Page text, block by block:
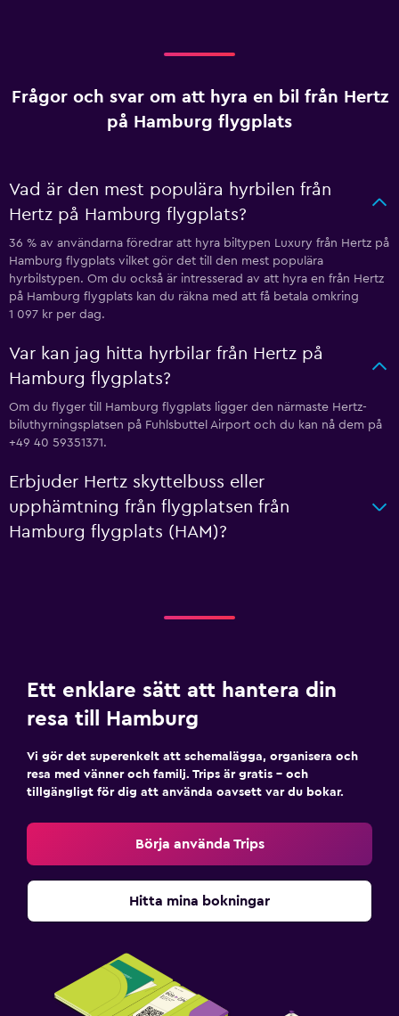
Frågor och svar om att hyra en bil från Hertz
på Hamburg flygplats
Vad är den mest populära hyrbilen från
Hertz på Hamburg flygplats?
36 % av användarna föredrar att hyra biltypen Luxury från Hertz på
Hamburg flygplats vilket gör det till den mest populära
hyrbilstypen. Om du också är intresserad av att hyra en från Hertz
på Hamburg flygplats kan du räkna med att få betala omkring
1 097 kr per dag.
Var kan jag hitta hyrbilar från Hertz på
Hamburg flygplats?
Om du flyger till Hamburg flygplats ligger den närmaste Hertz-
biluthyrningsplatsen på Fuhlsbuttel Airport och du kan nå dem på
+49 40 59351371.
Erbjuder Hertz skyttelbuss eller
upphämtning från flygplatsen från
Hamburg flygplats (HAM)?
Ett enklare sätt att hantera din
resa till Hamburg
Vi gör det superenkelt att schemalägga, organisera och
resa med vänner och familj. Trips är gratis – och
tillgängligt för dig att använda oavsett var du bokar.
Börja använda Trips
Hitta mina bokningar